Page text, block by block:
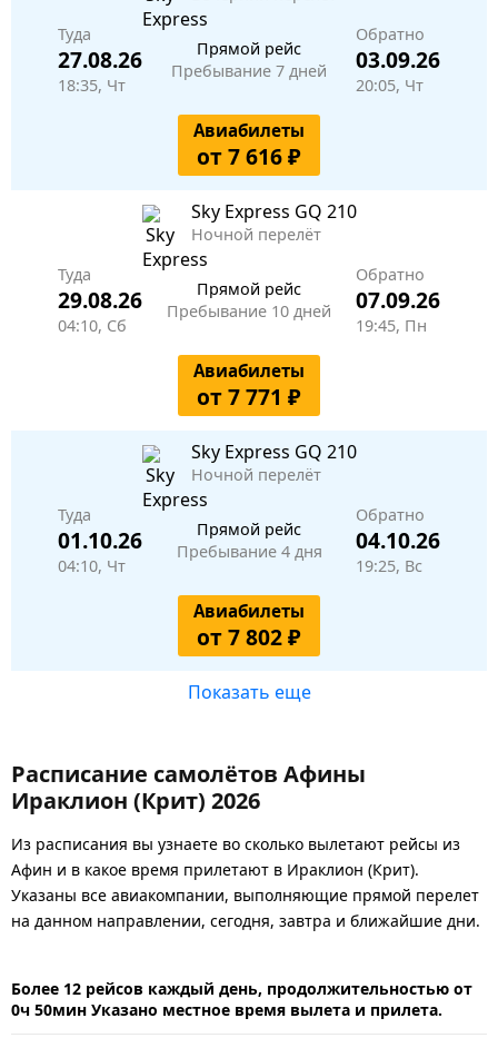
Туда
27.08.26
18:35, Чт
Прямой рейс
Пребывание 7 дней
Обратно
03.09.26
20:05, Чт
Авиабилеты
от 7 616 ₽
Sky Express GQ 210
Ночной перелёт
Туда
29.08.26
04:10, Сб
Прямой рейс
Пребывание 10 дней
Обратно
07.09.26
19:45, Пн
Авиабилеты
от 7 771 ₽
Sky Express GQ 210
Ночной перелёт
Туда
01.10.26
04:10, Чт
Прямой рейс
Пребывание 4 дня
Обратно
04.10.26
19:25, Вс
Авиабилеты
от 7 802 ₽
Показать еще
Расписание самолётов Афины
Ираклион (Крит) 2026
Из расписания вы узнаете во сколько вылетают рейсы из
Афин и в какое время прилетают в Ираклион (Крит).
Указаны все авиакомпании, выполняющие прямой перелет
на данном направлении, сегодня, завтра и ближайшие дни.
Более 12 рейсов каждый день, продолжительностью от
0ч 50мин Указано местное время вылета и прилета.